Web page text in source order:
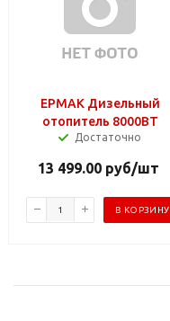
ЕРМАК Дизельный
отопитель 8000ВТ
Достаточно
13 499.00руб/шт
В КОРЗИНУ